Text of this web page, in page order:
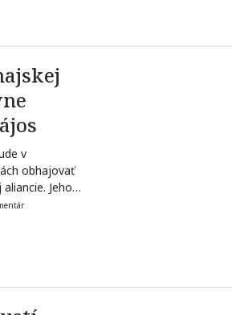
v
obhajovať
Jeho